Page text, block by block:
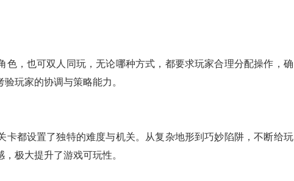
色，也可双人同玩，无论哪种方式，都要求玩家合理分配操作，确
玩家的协调与策略能力。
卡都设置了独特的难度与机关。从复杂地形到巧妙陷阱，不断给玩
极大提升了游戏可玩性。